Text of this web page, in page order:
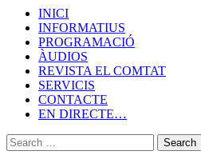
INICI
INFORMATIUS
PROGRAMACIÓ
ÀUDIOS
REVISTA EL COMTAT
SERVICIS
CONTACTE
EN DIRECTE…